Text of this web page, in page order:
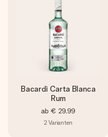
Bacardi Carta Blanca
Rum
ab € 29,99
2 Varianten